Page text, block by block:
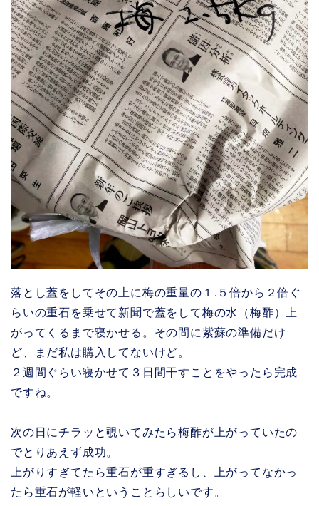
落とし蓋をしてその上に梅の重量の１.５倍から２倍ぐ
らいの重石を乗せて新聞で蓋をして梅の水（梅酢）上
がってくるまで寝かせる。その間に紫蘇の準備だけ
ど、まだ私は購入してないけど。
２週間ぐらい寝かせて３日間干すことをやったら完成
ですね。
次の日にチラッと覗いてみたら梅酢が上がっていたの
でとりあえず成功。
上がりすぎてたら重石が重すぎるし、上がってなかっ
たら重石が軽いということらしいです。